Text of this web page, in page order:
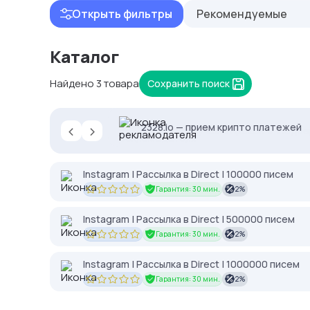
Открыть фильтры Рекомендуемые
Каталог
Найдено 3 товара Сохранить поиск
‹ › Proxys.io - лучшие прокси 💚
NodeMaven: высокий IP Score и
2328.io — прием крипто платежей
Instagram | Рассылка в Direct | 100000 писем
Гарантия: 30 мин. 2%
Instagram | Рассылка в Direct | 500000 писем
Гарантия: 30 мин. 2%
Instagram | Рассылка в Direct | 1000000 писем
Гарантия: 30 мин. 2%